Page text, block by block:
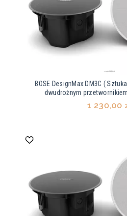
BOSE DesignMax DM3C (
dwudrożnym
1 230,00